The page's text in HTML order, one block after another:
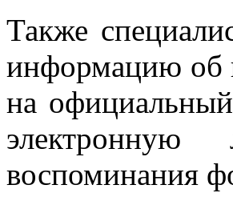
Также
информацию об
на
воспоминания